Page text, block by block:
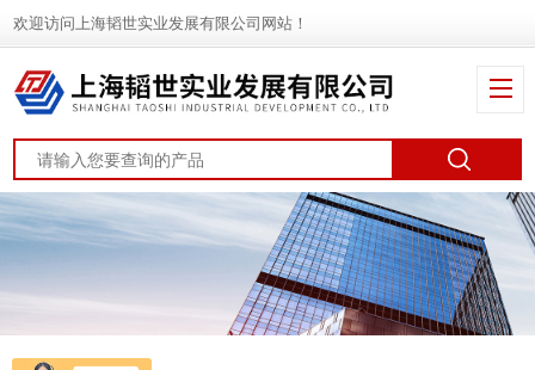
欢迎访问上海韬世实业发展有限公司网站！